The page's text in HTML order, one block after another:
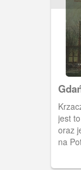
jest
oraz
na